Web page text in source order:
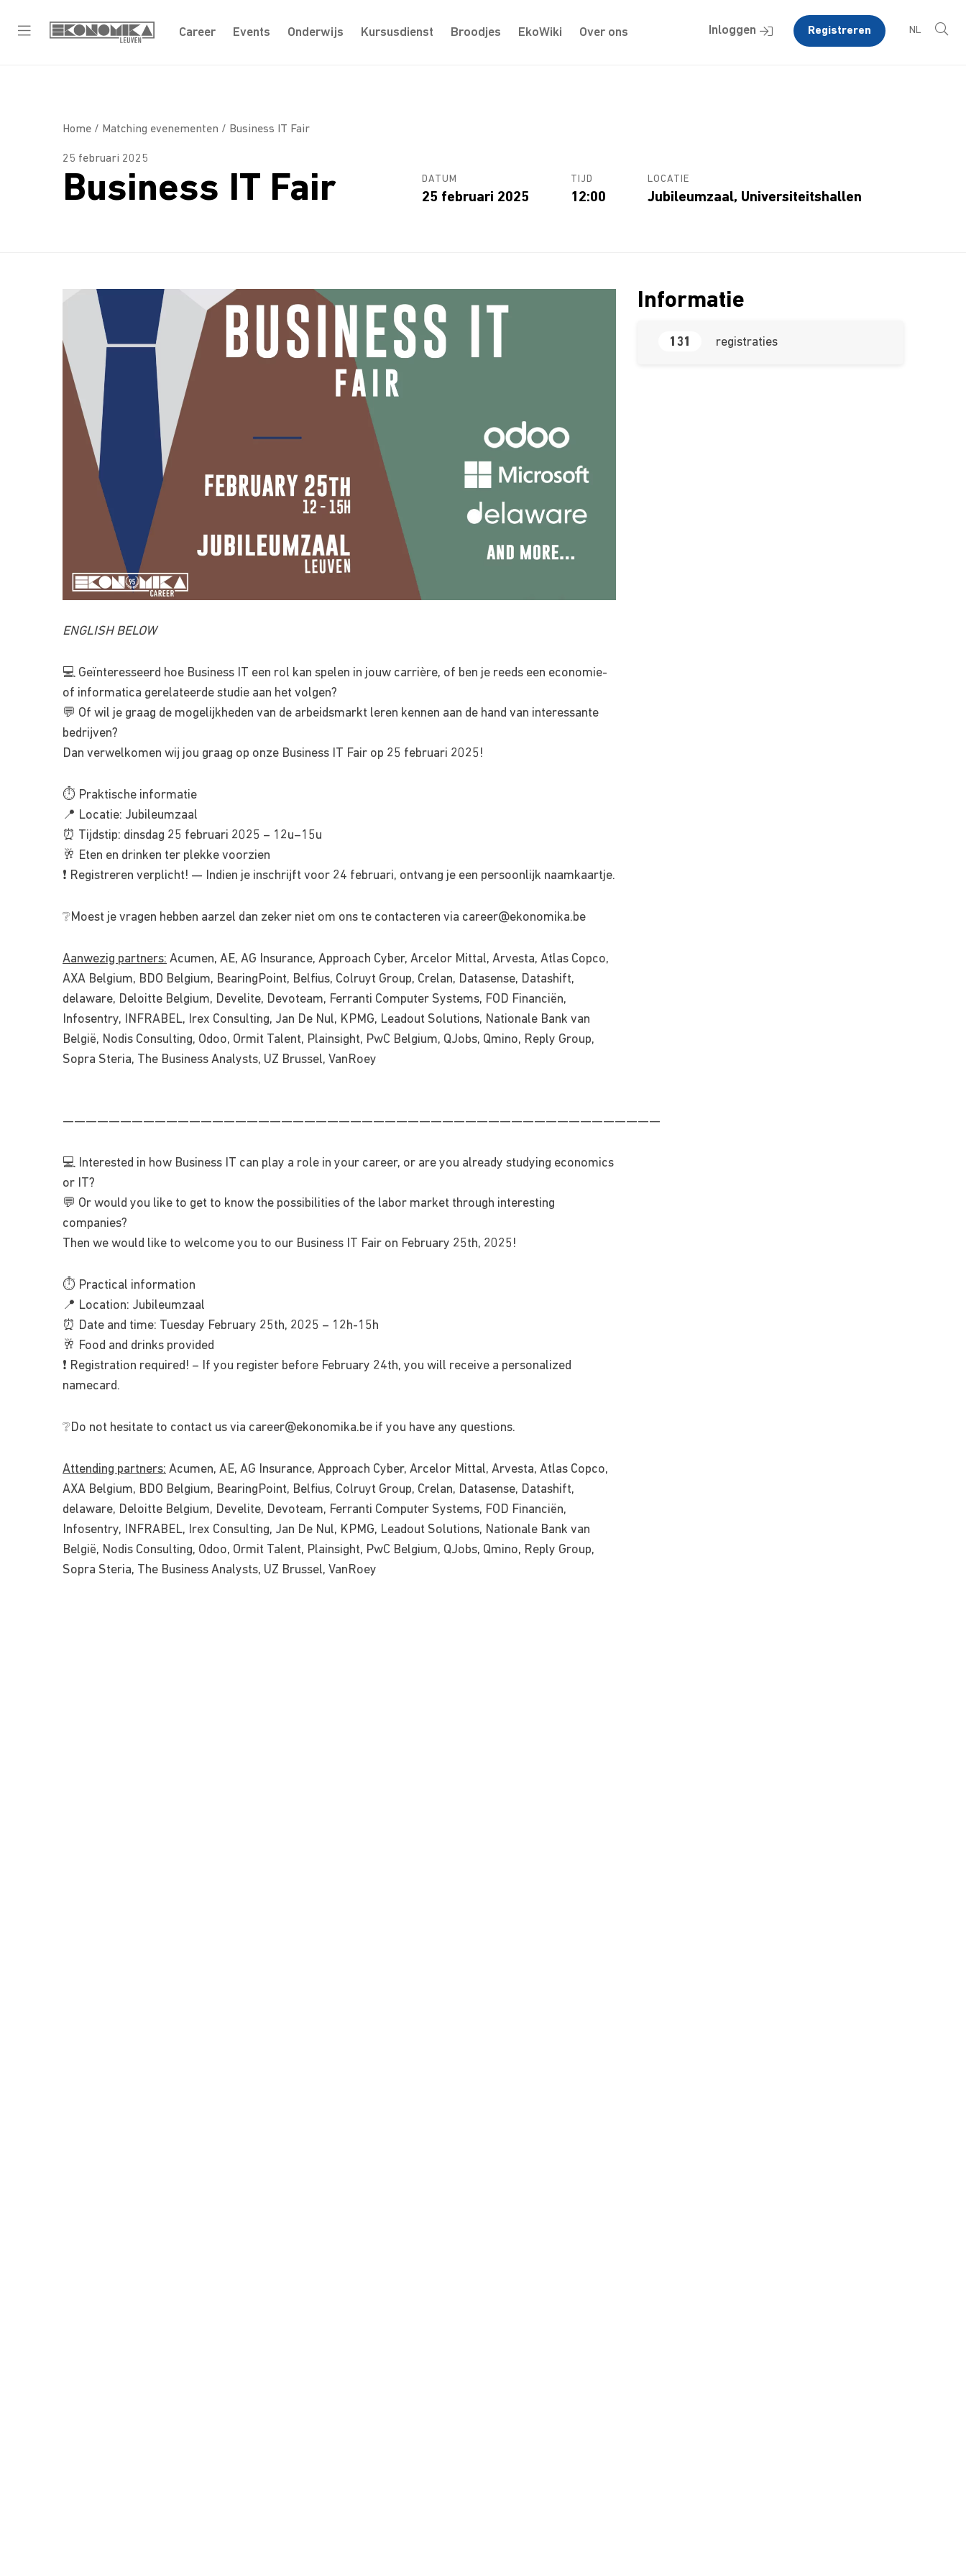
Career Events Onderwijs Kursusdienst Broodjes EkoWiki Over ons Inloggen Registreren NL
Home / Matching evenementen / Business IT Fair
25 februari 2025
Business IT Fair DATUM
25 februari 2025
TIJD
12:00
LOCATIE
Jubileumzaal, Universiteitshallen
ENGLISH BELOW
💻 Geïnteresseerd hoe Business IT een rol kan spelen in jouw carrière, of ben je reeds een economie-
of informatica gerelateerde studie aan het volgen?
💬 Of wil je graag de mogelijkheden van de arbeidsmarkt leren kennen aan de hand van interessante
bedrijven?
Dan verwelkomen wij jou graag op onze Business IT Fair op 25 februari 2025!
⏱ Praktische informatie
📍 Locatie: Jubileumzaal
⏰ Tijdstip: dinsdag 25 februari 2025 – 12u–15u
🥂 Eten en drinken ter plekke voorzien
❗️ Registreren verplicht! — Indien je inschrijft voor 24 februari, ontvang je een persoonlijk naamkaartje.
❔Moest je vragen hebben aarzel dan zeker niet om ons te contacteren via career@ekonomika.be
Aanwezig partners: Acumen, AE, AG Insurance, Approach Cyber, Arcelor Mittal, Arvesta, Atlas Copco,
AXA Belgium, BDO Belgium, BearingPoint, Belfius, Colruyt Group, Crelan, Datasense, Datashift,
delaware, Deloitte Belgium, Develite, Devoteam, Ferranti Computer Systems, FOD Financiën,
Infosentry, INFRABEL, Irex Consulting, Jan De Nul, KPMG, Leadout Solutions, Nationale Bank van
België, Nodis Consulting, Odoo, Ormit Talent, Plainsight, PwC Belgium, QJobs, Qmino, Reply Group,
Sopra Steria, The Business Analysts, UZ Brussel, VanRoey
————————————————————————————————————————————————————
💻 Interested in how Business IT can play a role in your career, or are you already studying economics
or IT?
💬 Or would you like to get to know the possibilities of the labor market through interesting
companies?
Then we would like to welcome you to our Business IT Fair on February 25th, 2025!
⏱ Practical information
📍 Location: Jubileumzaal
⏰ Date and time: Tuesday February 25th, 2025 – 12h-15h
🥂 Food and drinks provided
❗️ Registration required! – If you register before February 24th, you will receive a personalized
namecard.
❔Do not hesitate to contact us via career@ekonomika.be if you have any questions.
Attending partners: Acumen, AE, AG Insurance, Approach Cyber, Arcelor Mittal, Arvesta, Atlas Copco,
AXA Belgium, BDO Belgium, BearingPoint, Belfius, Colruyt Group, Crelan, Datasense, Datashift,
delaware, Deloitte Belgium, Develite, Devoteam, Ferranti Computer Systems, FOD Financiën,
Infosentry, INFRABEL, Irex Consulting, Jan De Nul, KPMG, Leadout Solutions, Nationale Bank van
België, Nodis Consulting, Odoo, Ormit Talent, Plainsight, PwC Belgium, QJobs, Qmino, Reply Group,
Sopra Steria, The Business Analysts, UZ Brussel, VanRoey
Informatie
131 registraties